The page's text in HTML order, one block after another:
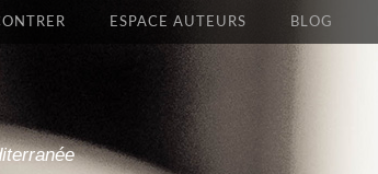
ESPACE AUTEURS BLOG